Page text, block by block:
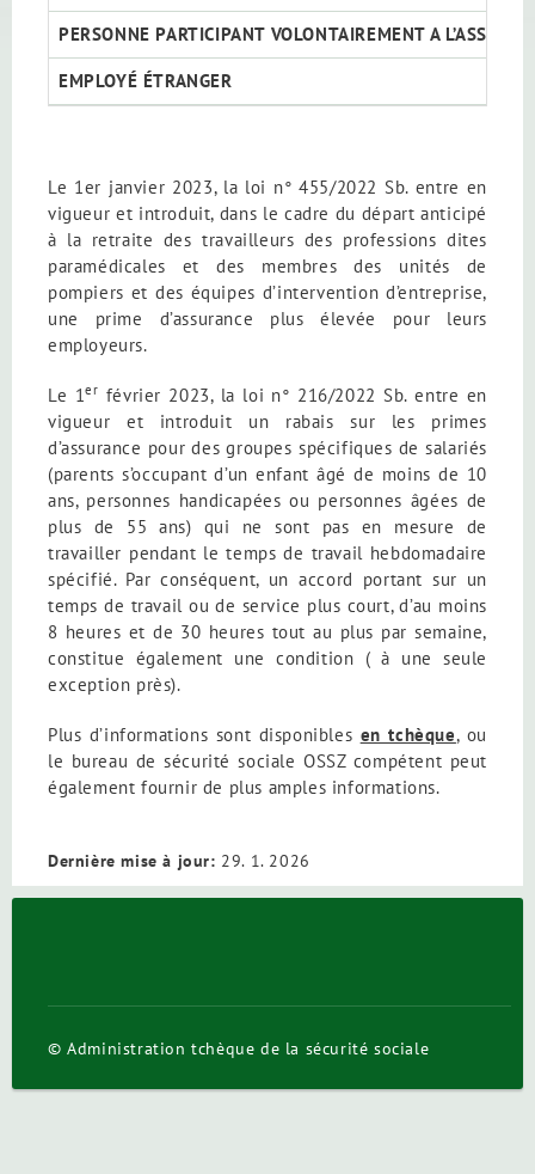
PERSONNE PARTICIPANT VOLONTAIREMENT A
EMPLOYÉ ÉTRANGER
Le 1er janvier 2023, la loi n° 455/2022 Sb. entre en
vigueur et introduit, dans le cadre du départ anticipé
à la retraite des travailleurs des professions dites
paramédicales et des membres des unités de
pompiers et des équipes d’intervention d’entreprise,
une prime d’assurance plus élevée pour leurs
employeurs.
Le 1er février 2023, la loi n° 216/2022 Sb. entre en
vigueur et introduit un rabais sur les primes
d’assurance pour des groupes spécifiques de salariés
(parents s’occupant d’un enfant âgé de moins de 10
ans, personnes handicapées ou personnes âgées de
plus de 55 ans) qui ne sont pas en mesure de
travailler pendant le temps de travail hebdomadaire
spécifié. Par conséquent, un accord portant sur un
temps de travail ou de service plus court, d’au moins
8 heures et de 30 heures tout au plus par semaine,
constitue également une condition ( à une seule
exception près).
Plus d’informations sont disponibles en tchèque, ou
le bureau de sécurité sociale OSSZ compétent peut
également fournir de plus amples informations.
Dernière mise à jour: 29. 1. 2026
© Administration tchèque de la sécurité sociale